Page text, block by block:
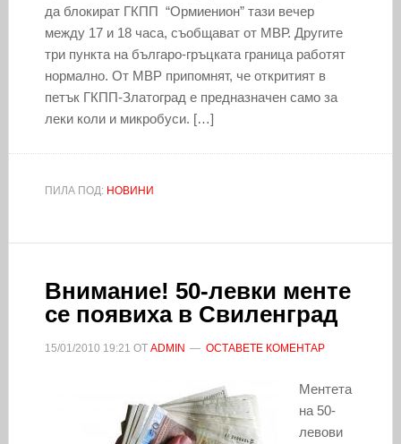
да блокират ГКПП “Ормиенион” тази вечер
между 17 и 18 часа, съобщават от МВР. Другите
три пункта на българо-гръцката граница работят
нормално. От МВР припомнят, че откритият в
петък ГКПП-Златоград е предназначен само за
леки коли и микробуси. […]
ПИЛА ПОД: НОВИНИ
Внимание! 50-левки менте
се появиха в Свиленград
15/01/2010 19:21 ОТ ADMIN ОСТАВЕТЕ КОМЕНТАР
Ментета
на 50-
левови